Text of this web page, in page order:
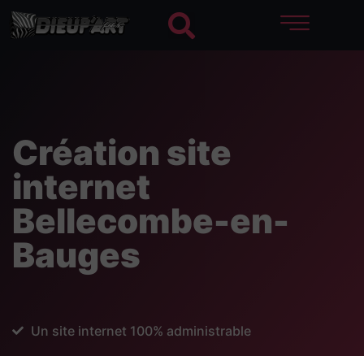
Création site
internet
Bellecombe-en-
Bauges
Un site internet 100% administrable